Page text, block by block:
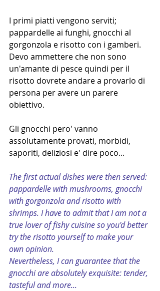
I primi piatti vengono serviti;
pappardelle ai funghi, gnocchi al
gorgonzola e risotto con i gamberi.
Devo ammettere che non sono
un'amante di pesce quindi per il
risotto dovrete andare a provarlo di
persona per avere un parere
obiettivo.
Gli gnocchi pero' vanno
assolutamente provati, morbidi,
saporiti, deliziosi e' dire poco...
The first actual dishes were then served:
pappardelle with mushrooms, gnocchi
with gorgonzola and risotto with
shrimps. I have to admit that I am not a
true lover of fishy cuisine so you'd better
try the risotto yourself to make your
own opinion.
Nevertheless, I can guarantee that the
gnocchi are absolutely exquisite: tender,
tasteful and more...